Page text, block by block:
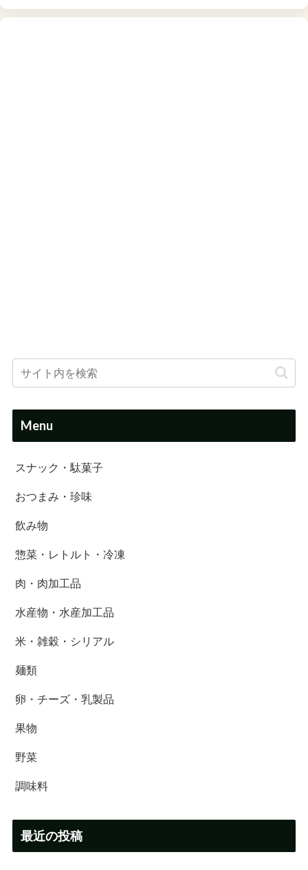
Menu
スナック・駄菓子
おつまみ・珍味
飲み物
惣菜・レトルト・冷凍
肉・肉加工品
水産物・水産加工品
米・雑穀・シリアル
麺類
卵・チーズ・乳製品
果物
野菜
調味料
最近の投稿